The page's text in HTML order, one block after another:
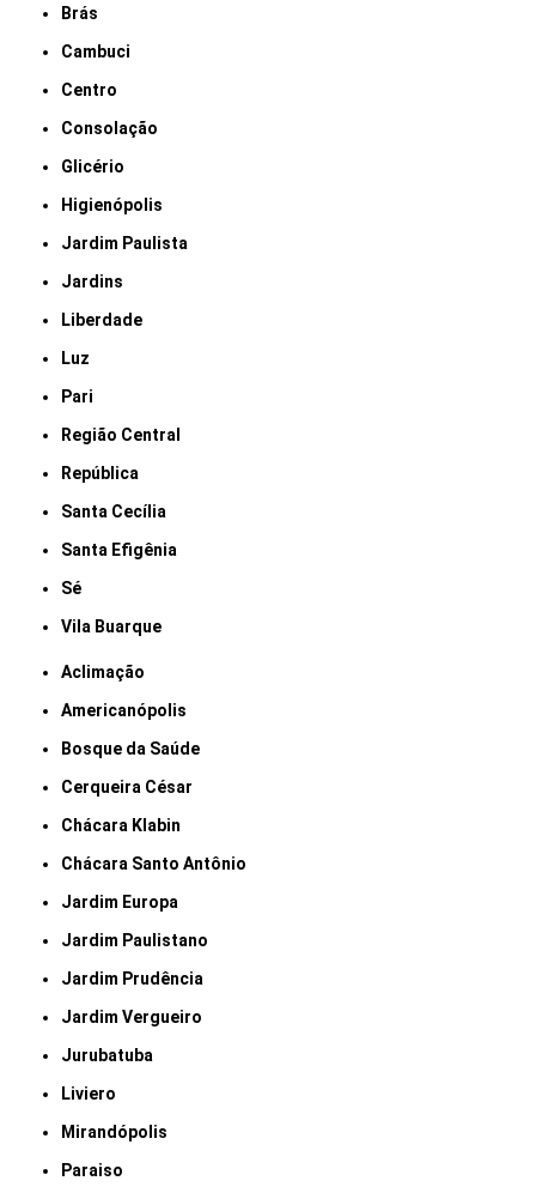
Brás
Cambuci
Centro
Consolação
Glicério
Higienópolis
Jardim Paulista
Jardins
Liberdade
Luz
Pari
Região Central
República
Santa Cecília
Santa Efigênia
Sé
Vila Buarque
Aclimação
Americanópolis
Bosque da Saúde
Cerqueira César
Chácara Klabin
Chácara Santo Antônio
Jardim Europa
Jardim Paulistano
Jardim Prudência
Jardim Vergueiro
Jurubatuba
Liviero
Mirandópolis
Paraiso